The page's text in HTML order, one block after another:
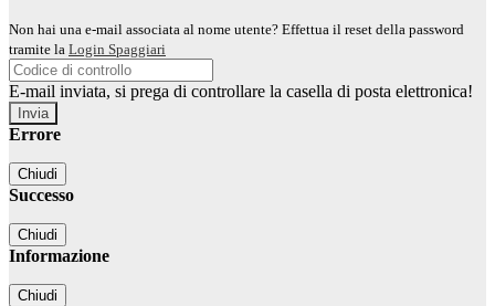
Non hai una e-mail associata al nome utente? Effettua il reset della password
tramite la Login Spaggiari
E-mail inviata, si prega di controllare la casella di posta elettronica!
Errore
Chiudi
Successo
Chiudi
Informazione
Chiudi